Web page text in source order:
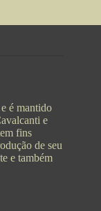
é mantido
e
fins
de seu
e também